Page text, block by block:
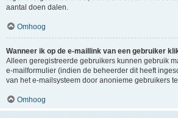
aantal doen dalen.
Omhoog
Wanneer ik op de e-maillink van een gebruiker
Alleen geregistreerde gebruikers kunnen gebruik
e-mailformulier (indien de beheerder dit heeft
van het e-mailsysteem door anonieme gebruikers
Omhoog